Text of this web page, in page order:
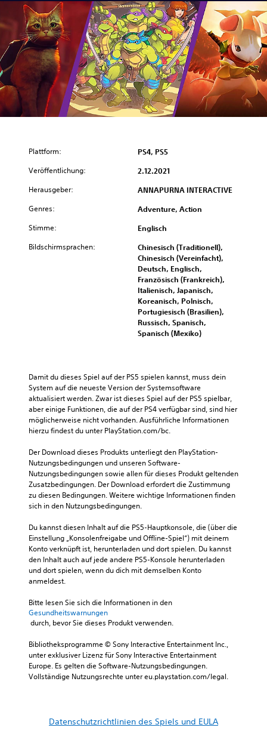
Plattform: PS4, PS5
Veröffentlichung: 2.12.2021
Herausgeber: ANNAPURNA INTERACTIVE
Genres: Adventure, Action
Stimme: Englisch
Bildschirmsprachen:
Chinesisch (Traditionell),
Chinesisch (Vereinfacht),
Deutsch, Englisch,
Französisch (Frankreich),
Italienisch, Japanisch,
Koreanisch, Polnisch,
Portugiesisch (Brasilien),
Russisch, Spanisch,
Spanisch (Mexiko)
Damit du dieses Spiel auf der PS5 spielen kannst, muss dein
System auf die neueste Version der Systemsoftware
aktualisiert werden. Zwar ist dieses Spiel auf der PS5 spielbar,
aber einige Funktionen, die auf der PS4 verfügbar sind, sind hier
möglicherweise nicht vorhanden. Ausführliche Informationen
hierzu findest du unter PlayStation.com/bc.
Der Download dieses Produkts unterliegt den PlayStation-
Nutzungsbedingungen und unseren Software-
Nutzungsbedingungen sowie allen für dieses Produkt geltenden
Zusatzbedingungen. Der Download erfordert die Zustimmung
zu diesen Bedingungen. Weitere wichtige Informationen finden
sich in den Nutzungsbedingungen.
Du kannst diesen Inhalt auf die PS5-Hauptkonsole, die (über die
Einstellung „Konsolenfreigabe und Offline-Spiel“) mit deinem
Konto verknüpft ist, herunterladen und dort spielen. Du kannst
den Inhalt auch auf jede andere PS5-Konsole herunterladen
und dort spielen, wenn du dich mit demselben Konto
anmeldest.
Bitte lesen Sie sich die Informationen in den
Gesundheitswarnungen
durch, bevor Sie dieses Produkt verwenden.
Bibliotheksprogramme © Sony Interactive Entertainment Inc.,
unter exklusiver Lizenz für Sony Interactive Entertainment
Europe. Es gelten die Software-Nutzungsbedingungen.
Vollständige Nutzungsrechte unter eu.playstation.com/legal.
Datenschutzrichtlinien des Spiels und EULA